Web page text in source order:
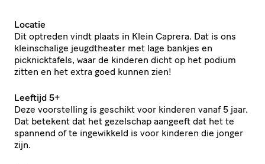
Locatie
Dit optreden vindt plaats in Klein Caprera. Dat is ons
kleinschalige jeugdtheater met lage bankjes en
picknicktafels, waar de kinderen dicht op het podium
zitten en het extra goed kunnen zien!
Leeftijd 5+
Deze voorstelling is geschikt voor kinderen vanaf 5 jaar.
Dat betekent dat het gezelschap aangeeft dat het te
spannend of te ingewikkeld is voor kinderen die jonger
zijn.